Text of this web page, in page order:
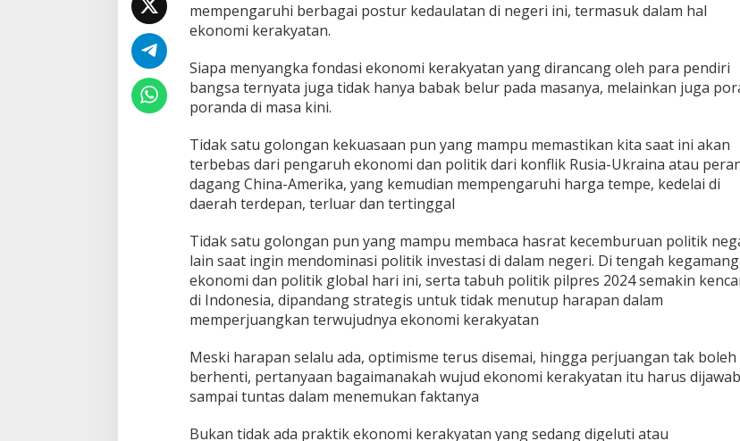
mempengaruhi berbagai postur kedaulatan di negeri ini, termasuk dalam hal
ekonomi kerakyatan.
Siapa menyangka fondasi ekonomi kerakyatan yang dirancang oleh para pendiri
bangsa ternyata juga tidak hanya babak belur pada masanya, melainkan juga
poranda di masa kini.
Tidak satu golongan kekuasaan pun yang mampu memastikan kita saat ini akan
terbebas dari pengaruh ekonomi dan politik dari konflik Rusia-Ukraina atau
dagang China-Amerika, yang kemudian mempengaruhi harga tempe, kedelai di
daerah terdepan, terluar dan tertinggal
Tidak satu golongan pun yang mampu membaca hasrat kecemburuan politik
lain saat ingin mendominasi politik investasi di dalam negeri. Di tengah
ekonomi dan politik global hari ini, serta tabuh politik pilpres 2024 semakin
di Indonesia, dipandang strategis untuk tidak menutup harapan dalam
memperjuangkan terwujudnya ekonomi kerakyatan
Meski harapan selalu ada, optimisme terus disemai, hingga perjuangan tak boleh
berhenti, pertanyaan bagaimanakah wujud ekonomi kerakyatan itu harus dijawab
sampai tuntas dalam menemukan faktanya
Bukan tidak ada praktik ekonomi kerakyatan yang sedang digeluti atau